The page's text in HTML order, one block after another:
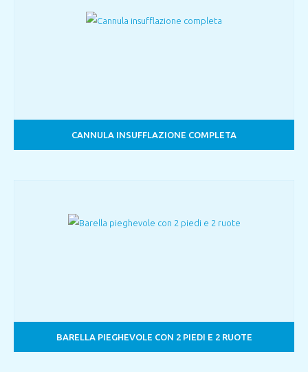
CANNULA INSUFFLAZIONE COMPLETA
BARELLA PIEGHEVOLE CON 2 PIEDI E 2 RUOTE